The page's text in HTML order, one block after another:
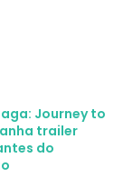
Journey to
trailer
do